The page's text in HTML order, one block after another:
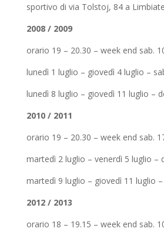
sportivo di via Tolstoj, 84 a
2008 / 2009
orario 19 – 20.30 – week end sab.
lunedì 1 luglio – giovedì 4 luglio –
lunedì 8 luglio – giovedì 11 luglio –
2010 / 2011
orario 19 – 20.30 – week end sab.
martedì 2 luglio – venerdì 5 luglio –
martedì 9 luglio – giovedì 11 luglio
2012 / 2013
orario 18 – 19.15 – week end sab.